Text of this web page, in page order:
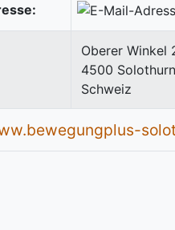
Oberer Winkel
4500 Solothurn
Schweiz